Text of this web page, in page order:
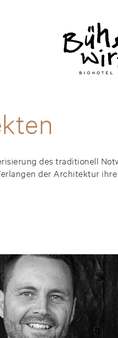
des traditionell
der Architektur